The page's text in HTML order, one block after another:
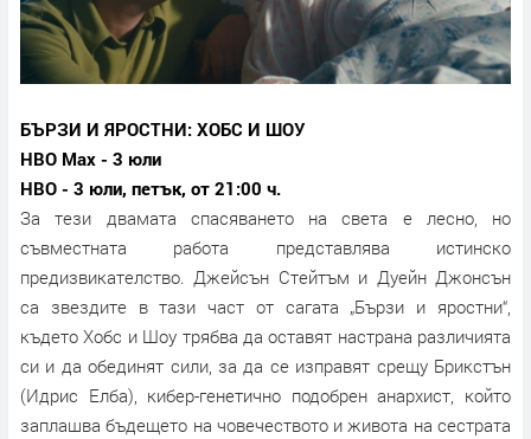
БЪРЗИ И ЯРОСТНИ: ХОБС И ШОУ
HBO Max - 3 юли
HBO - 3 юли, петък, от 21:00 ч.
За тези двамата спасяването на света е лесно, но
съвместната работа представлява истинско
предизвикателство. Джейсън Стейтъм и Дуейн Джонсън
са звездите в тази част от сагата „Бързи и яростни“,
където Хобс и Шоу трябва да оставят настрана различията
си и да обединят сили, за да се изправят срещу Брикстън
(Идрис Елба), кибер-генетично подобрен анархист, който
заплашва бъдещето на човечеството и живота на сестрата